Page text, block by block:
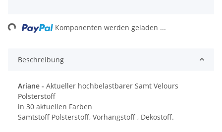
Loading... Komponenten werden geladen ...
Beschreibung
Ariane - Aktueller hochbelastbarer Samt Velours
Polsterstoff
in 30 aktuellen Farben
Samtstoff Polsterstoff, Vorhangstoff , Dekostoff.